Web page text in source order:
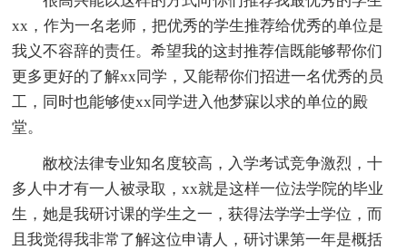
xx，作为一名老师，把优秀的学生推荐给优秀的单位是
我义不容辞的责任。希望我的这封推荐信既能够帮你们
更多更好的了解xx同学，又能帮你们招进一名优秀的员
工，同时也能够使xx同学进入他梦寐以求的单位的殿
堂。
敝校法律专业知名度较高，入学考试竞争激烈，十
多人中才有一人被录取，xx就是这样一位法学院的毕业
生，她是我研讨课的学生之一，获得法学学士学位，而
且我觉得我非常了解这位申请人，研讨课第一年是概括